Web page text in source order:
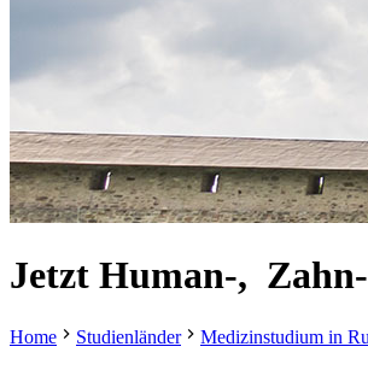
Jetzt Human-, Zahn-
Home Studienländer Medizinstudium in